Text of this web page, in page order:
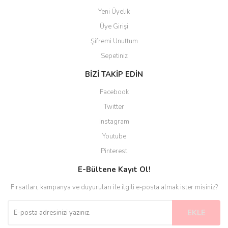
Yeni Üyelik
Üye Girişi
Şifremi Unuttum
Sepetiniz
BİZİ TAKİP EDİN
Facebook
Twitter
Instagram
Youtube
Pinterest
E-Bültene Kayıt Ol!
Fırsatları, kampanya ve duyuruları ile ilgili e-posta almak ister misiniz?
EKLE